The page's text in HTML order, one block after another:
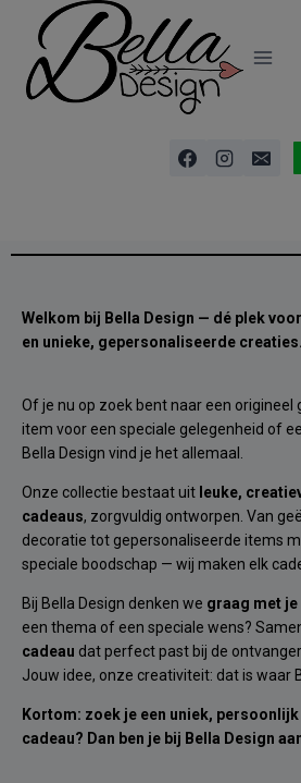
Welkom bij Bella Design — dé plek
en unieke, gepersonaliseerde creaties.
Of je nu op zoek bent naar een origineel
item voor een speciale gelegenheid of
Bella Design vind je het allemaal.
Onze collectie bestaat uit leuke,
cadeaus, zorgvuldig ontworpen. Van
decoratie tot gepersonaliseerde items
speciale boodschap — wij maken elk
Bij Bella Design denken we graag met je
een thema of een speciale wens?
cadeau dat perfect past bij de
Jouw idee, onze creativiteit: dat is waar
Kortom: zoek je een uniek,
cadeau? Dan ben je bij Bella Design